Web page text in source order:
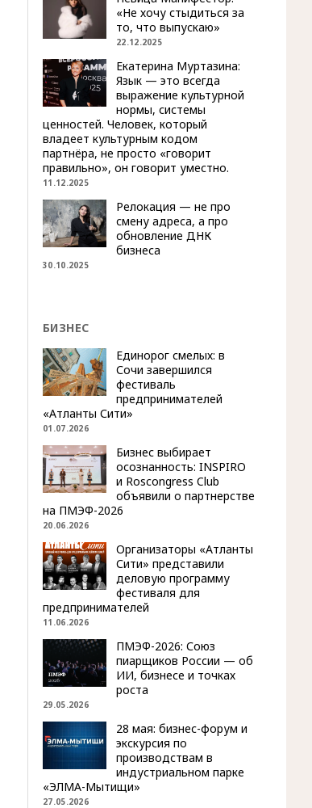
«Не хочу стыдиться за
то, что выпускаю»
22.12.2025
Екатерина Муртазина:
Язык — это всегда
выражение культурной
нормы, системы
ценностей. Человек, который
владеет культурным кодом
партнёра, не просто «говорит
правильно», он говорит уместно.
11.12.2025
Релокация — не про
смену адреса, а про
обновление ДНК
бизнеса
30.10.2025
БИЗНЕС
Единорог смелых: в
Сочи завершился
фестиваль
предпринимателей
«Атланты Сити»
01.07.2026
Бизнес выбирает
осознанность: INSPIRO
и Roscongress Club
объявили о партнерстве
на ПМЭФ-2026
20.06.2026
Организаторы «Атланты
Сити» представили
деловую программу
фестиваля для
предпринимателей
11.06.2026
ПМЭФ-2026: Союз
пиарщиков России — об
ИИ, бизнесе и точках
роста
29.05.2026
28 мая: бизнес-форум и
экскурсия по
производствам в
индустриальном парке
«ЭЛМА-Мытищи»
27.05.2026